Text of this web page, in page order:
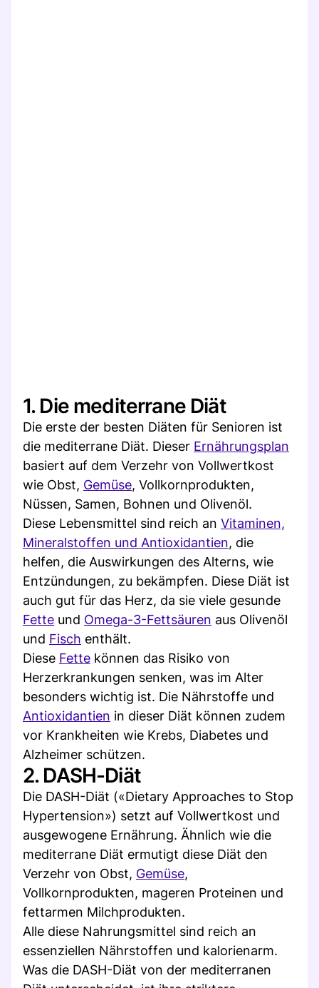
1. Die mediterrane Diät
Die erste der besten Diäten für Senioren ist
die mediterrane Diät. Dieser Ernährungsplan
basiert auf dem Verzehr von Vollwertkost
wie Obst, Gemüse, Vollkornprodukten,
Nüssen, Samen, Bohnen und Olivenöl.
Diese Lebensmittel sind reich an Vitaminen,
Mineralstoffen und Antioxidantien, die
helfen, die Auswirkungen des Alterns, wie
Entzündungen, zu bekämpfen. Diese Diät ist
auch gut für das Herz, da sie viele gesunde
Fette und Omega-3-Fettsäuren aus Olivenöl
und Fisch enthält.
Diese Fette können das Risiko von
Herzerkrankungen senken, was im Alter
besonders wichtig ist. Die Nährstoffe und
Antioxidantien in dieser Diät können zudem
vor Krankheiten wie Krebs, Diabetes und
Alzheimer schützen.
2. DASH-Diät
Die DASH-Diät («Dietary Approaches to Stop
Hypertension») setzt auf Vollwertkost und
ausgewogene Ernährung. Ähnlich wie die
mediterrane Diät ermutigt diese Diät den
Verzehr von Obst, Gemüse,
Vollkornprodukten, mageren Proteinen und
fettarmen Milchprodukten.
Alle diese Nahrungsmittel sind reich an
essenziellen Nährstoffen und kalorienarm.
Was die DASH-Diät von der mediterranen